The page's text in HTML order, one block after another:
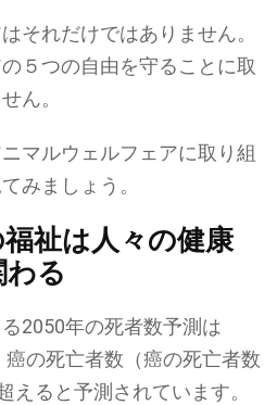
それだけではありません。
５つの自由を守ることに取
ん。
マルウェルフェアに取り組
みましょう。
祉は人々の健康
る
2050年の死者数予測は
癌の死亡者数（癌の死亡者数
えると予測されています。